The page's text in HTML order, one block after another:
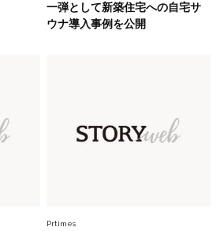
りさん「40代になり、やっと“仕事以外の
”に目が向いた」ライフスタイルも、服も
一弾として新築住宅への自宅サ
ウナ導入事例を公開
Prtimes